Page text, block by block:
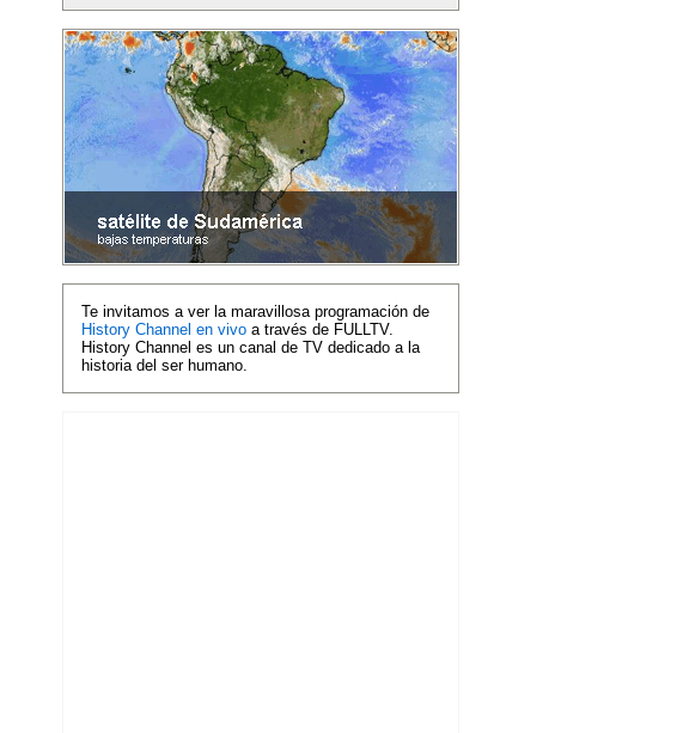
Te invitamos a ver la maravillosa programación de
History Channel en vivo a través de FULLTV.
History Channel es un canal de TV dedicado a la
historia del ser humano.